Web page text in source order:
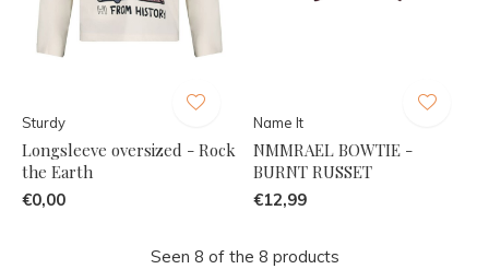
Sturdy
Longsleeve oversized - Rock
the Earth
€0,00
Name It
NMMRAEL BOWTIE -
BURNT RUSSET
€12,99
Seen 8 of the 8 products